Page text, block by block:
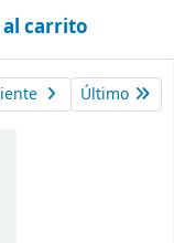
carrito
Último